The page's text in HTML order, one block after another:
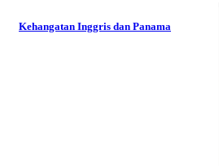
Kehangatan Inggris dan Panama